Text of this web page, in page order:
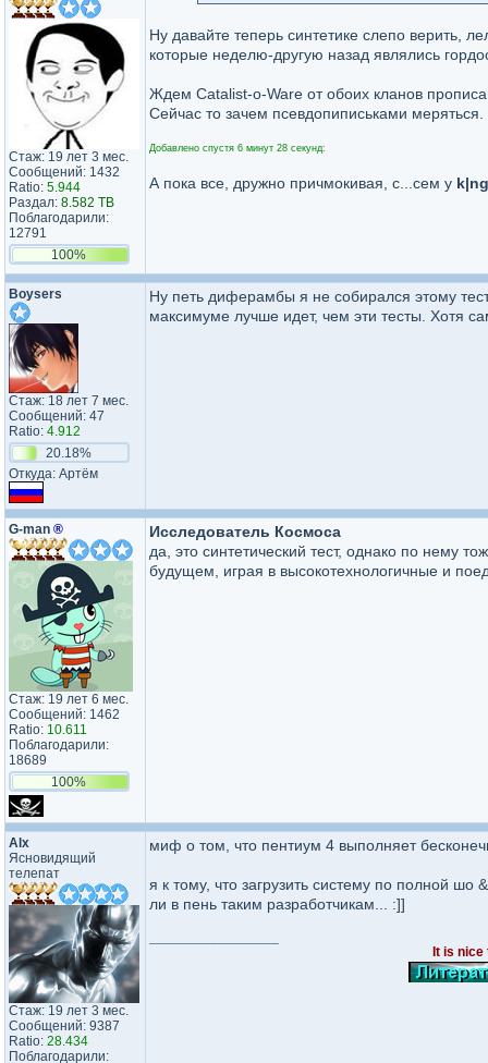
Стаж: 19 лет 3 мес.
Сообщений: 1432
Ratio: 5.944
Раздал: 8.582 TB
Поблагодарили:
12791
100%
Ну давайте теперь синтетике слепо верить,
которые неделю-другую назад являлись
Ждем Catalist-o-Ware от обоих кланов
Сейчас то зачем псевдопиписьками
Добавлено спустя 6 минут 28 секунд:
А пока все, дружно причмокивая, с...сем у
Boysers
Стаж: 18 лет 7 мес.
Сообщений: 47
Ratio: 4.912
20.18%
Откуда: Артём
Ну петь диферамбы я не собирался этому
максимуме лучше идет, чем эти тесты. Хотя
G-man ®
Стаж: 19 лет 6 мес.
Сообщений: 1462
Ratio: 10.611
Поблагодарили:
18689
100%
Исследователь Космоса
да, это синтетический тест, однако по нему
будущем, играя в высокотехнологичные и
Alx
Ясновидящий
телепат
Стаж: 19 лет 3 мес.
Сообщений: 9387
Ratio: 28.434
Поблагодарили:
миф о том, что пентиум 4 выполняет
я к тому, что загрузить систему по полной
ли в пень таким разработчикам... :]]
It is